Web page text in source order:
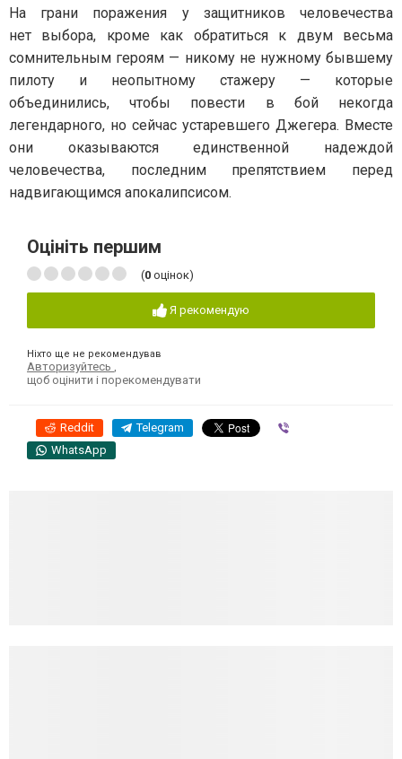
На грани поражения у защитников человечества
нет выбора, кроме как обратиться к двум весьма
сомнительным героям — никому не нужному бывшему
пилоту и неопытному стажеру — которые
объединились, чтобы повести в бой некогда
легендарного, но сейчас устаревшего Джегера. Вместе
они оказываются единственной надеждой
человечества, последним препятствием перед
надвигающимся апокалипсисом.
Оцініть першим
(0 оцінок)
Я рекомендую
Ніхто ще не рекомендував
Авторизуйтесь ,
щоб оцінити і порекомендувати
Reddit Telegram
WhatsApp